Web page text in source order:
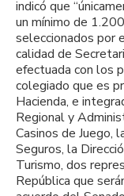
indicó que
un mínimo de
seleccionados por
calidad de
efectuada con los
colegiado que es
Hacienda, e
Regional y
Casinos de Juego,
Seguros, la
Turismo, dos
República que